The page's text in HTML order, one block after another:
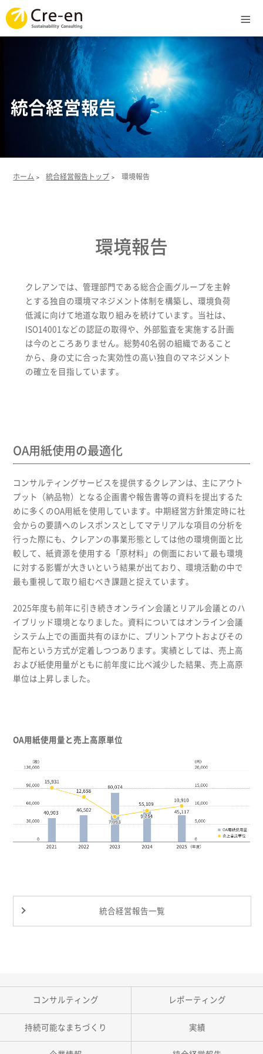
ホーム
サービス
ライブラリ
キャリア
統合経営報告
ホーム > 統合経営報告トップ > 環境報告
環境報告
クレアンでは、管理部門である総合企画グループを主幹
とする独自の環境マネジメント体制を構築し、環境負荷
低減に向けて地道な取り組みを続けています。当社は、
ISO14001などの認証の取得や、外部監査を実施する計画
は今のところありません。総勢40名弱の組織であること
から、身の丈に合った実効性の高い独自のマネジメント
の確立を目指しています。
OA用紙使用の最適化
コンサルティングサービスを提供するクレアンは、主にアウト
プット（納品物）となる企画書や報告書等の資料を提出するた
めに多くのOA用紙を使用しています。中期経営方針策定時に社
会からの要請へのレスポンスとしてマテリアルな項目の分析を
行った際にも、クレアンの事業形態としては他の環境側面と比
較して、紙資源を使用する「原材料」の側面において最も環境
に対する影響が大きいという結果が出ており、環境活動の中で
最も重視して取り組むべき課題と捉えています。
2025年度も前年に引き続きオンライン会議とリアル会議とのハ
イブリッド環境となりました。資料についてはオンライン会議
システム上での画面共有のほかに、プリントアウトおよびその
配布という方式が定着しつつあります。実績としては、売上高
および紙使用量がともに前年度に比べ減少した結果、売上高原
単位は上昇しました。
OA用紙使用量と売上高原単位
統合経営報告一覧
コンサルティング レポーティング
持続可能なまちづくり 実績